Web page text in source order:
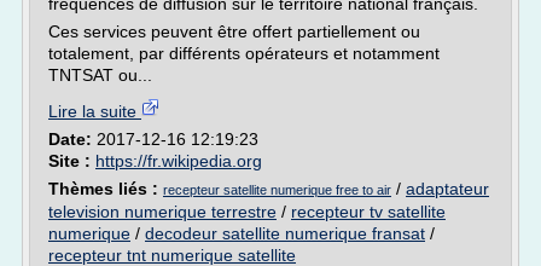
Ces services peuvent être offert partiellement ou
totalement, par différents opérateurs et notamment
TNTSAT ou...
Lire la suite
Date: 2017-12-16 12:19:23
Site : https://fr.wikipedia.org
Thèmes liés : recepteur satellite numerique free to air / adaptateur
television numerique terrestre / recepteur tv satellite
numerique / decodeur satellite numerique fransat /
recepteur tnt numerique satellite